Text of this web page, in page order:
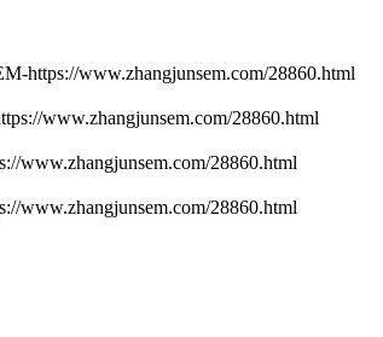
https://www.zhangjunsem.com/28860.html
www.zhangjunsem.com/28860.html
www.zhangjunsem.com/28860.html
www.zhangjunsem.com/28860.html